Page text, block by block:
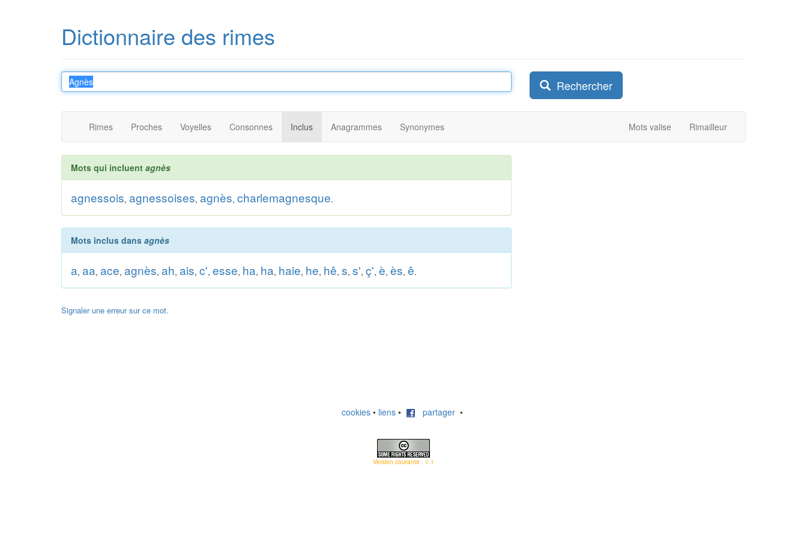
Dictionnaire des rimes
Rechercher
Rimes Proches Voyelles Consonnes Inclus Anagrammes Synonymes Mots valise Rimailleur
Mots qui incluent agnès
agnessois, agnessoises, agnès, charlemagnesque.
Mots inclus dans agnès
a, aa, ace, agnès, ah, ais, c', esse, ha, ha, haie, he, hê, s, s', ç', è, ès, ê.
Signaler une erreur sur ce mot.
cookies • liens • partager •
Version courante : 1.1